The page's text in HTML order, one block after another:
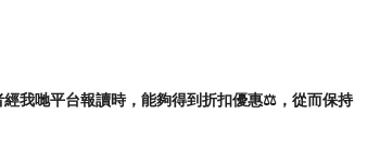
我哋平台報讀時，能夠得到折扣優惠⚖️，從而保持